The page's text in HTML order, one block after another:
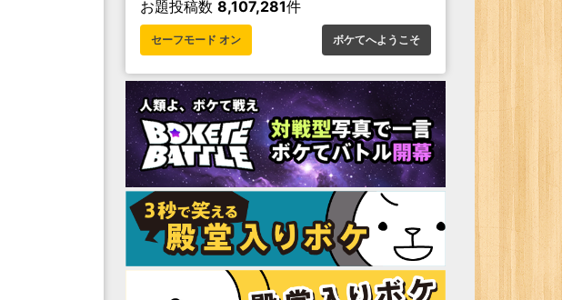
お題投稿数 8,107,281件
セーフモード オン ボケてへようこそ